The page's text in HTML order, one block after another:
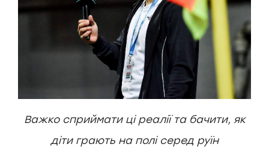
Важко сприймати ці реалії та бачити, як
діти грають на полі серед руїн